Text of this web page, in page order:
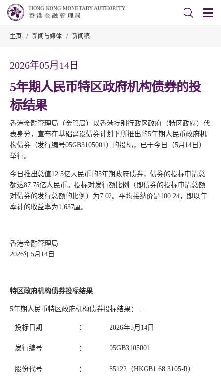
主页 / 新闻与媒体 / 新闻稿
2026年05月14日
5年期人民币特区政府机构债券的投
标结果
香港金融管理局（金管局）以香港特别行政区政府（特区政府）代
表身分，宣布在基础建设债券计划下所推出的5年期人民币政府机
构债券（发行编号05GB3105001）的投标，已于今日（5月14日）
举行。
今日推出总值12.5亿人民币的5年期政府债券，债券的投标申请总
额达87.75亿人民币。投标对发行额比例（即债券的投标申请总额
对债券的发行总额的比例）为7.02。平均接纳价是100.24，即以年
率计的收益率为1.637厘。
香港金融管理局
2026年5月14日
特区政府机构债券投标结果
5年期人民币特区政府机构债券投标结果：－
投标日期 ： 2026年5月14日
发行编号 ： 05GB3105001
股份代号 ： 85122（HKGB1.68 3105-R）